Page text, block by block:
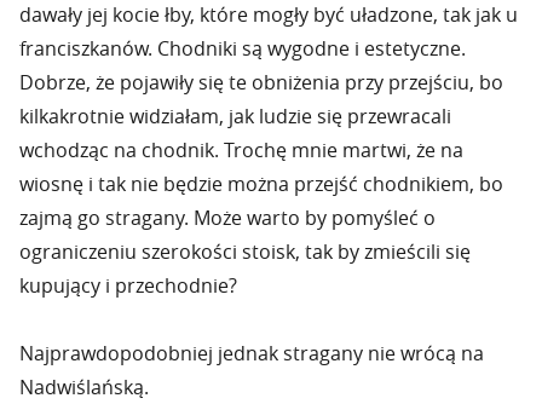
dawały jej kocie łby, które mogły być uładzone, tak jak u
franciszkanów. Chodniki są wygodne i estetyczne.
Dobrze, że pojawiły się te obniżenia przy przejściu, bo
kilkakrotnie widziałam, jak ludzie się przewracali
wchodząc na chodnik. Trochę mnie martwi, że na
wiosnę i tak nie będzie można przejść chodnikiem, bo
zajmą go stragany. Może warto by pomyśleć o
ograniczeniu szerokości stoisk, tak by zmieścili się
kupujący i przechodnie?
Najprawdopodobniej jednak stragany nie wrócą na
Nadwiślańską.